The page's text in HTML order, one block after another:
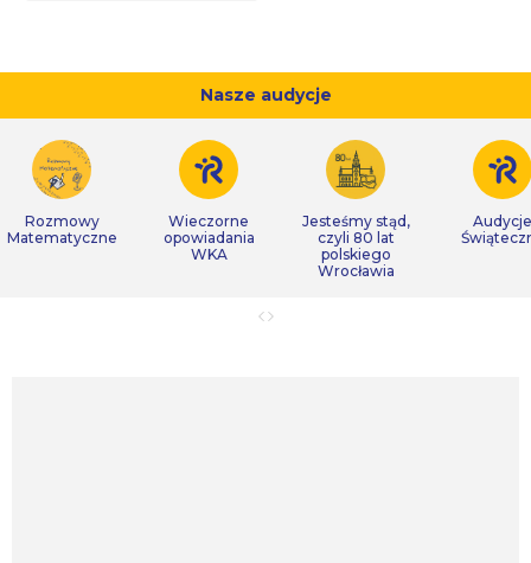
Nasze audycje
Rozmowy
Matematyczne
Wieczorne
opowiadania
WKA
Jesteśmy stąd,
czyli 80 lat
polskiego
Wrocławia
Audycje